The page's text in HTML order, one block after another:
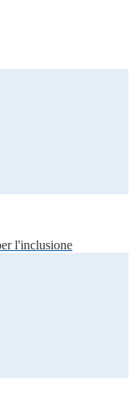
l'inclusione